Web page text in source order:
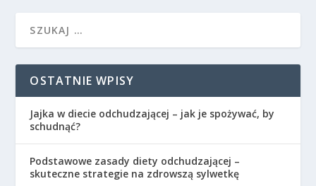
OSTATNIE WPISY
Jajka w diecie odchudzającej – jak je spożywać, by
schudnąć?
Podstawowe zasady diety odchudzającej –
skuteczne strategie na zdrowszą sylwetkę